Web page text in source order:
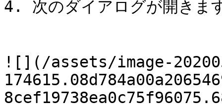
4. 次のダイアログが開きま
![](/assets/image-